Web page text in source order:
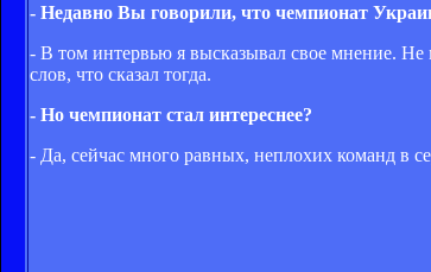
- Недавно Вы говорили, что чемпионат
- В том интервью я высказывал свое мнение.
слов, что сказал тогда.
- Но чемпионат стал интереснее?
- Да, сейчас много равных, неплохих команд в